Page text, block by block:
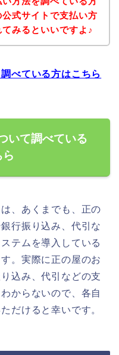
式サイトで支払い方
みるといいですよ♪
べている方はこちら
いて調べている
、あくまでも、正の
行振り込み、代引な
テムを導入している
。実際に正の屋のお
込み、代引などの支
からないので、各自
だけると幸いです。